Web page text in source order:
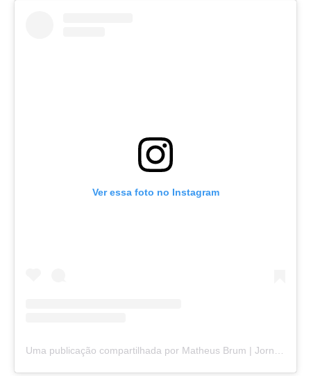
Ver essa foto no Instagram
Uma publicação compartilhada por Matheus Brum | Jornalismo Independente em Juiz de Fora (@matheusbrumjornalista)